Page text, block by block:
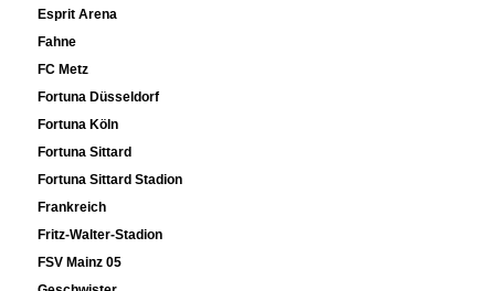
Esprit Arena
Fahne
FC Metz
Fortuna Düsseldorf
Fortuna Köln
Fortuna Sittard
Fortuna Sittard Stadion
Frankreich
Fritz-Walter-Stadion
FSV Mainz 05